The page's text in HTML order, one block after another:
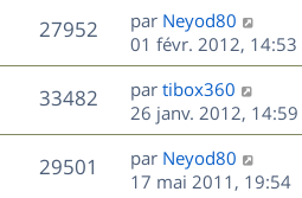
a
g
e
s
s
a
g
e
s
r
m
e
s
s
a
g
e
e
s
n
i
e
r
m
e
s
s
27952V
u
e
D
e
r
n
i
e
r
m
par Neyod80
01 févr. 2012, 14:53
33482V
u
D
e
r
n
i
par tibox360
26 janv. 2012, 14:59
29501
D
e
par Neyod80
17 mai 2011, 19:54